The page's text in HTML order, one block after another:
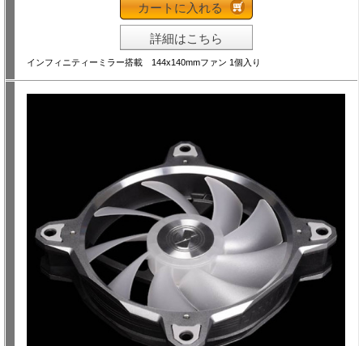
カートに入れる
詳細はこちら
インフィニティーミラー搭載 144x140mmファン 1個入り